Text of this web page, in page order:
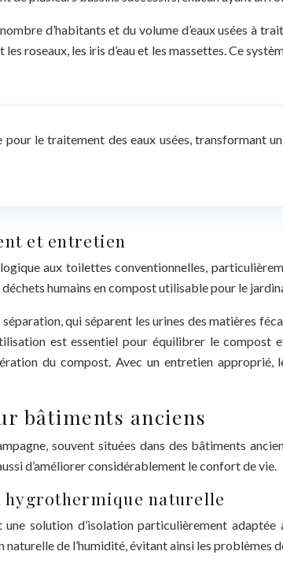
d’habitants et du volume d’eaux usées à
roseaux, les iris d’eau et les massettes. Ce
le traitement des eaux usées, transformant
et entretien
aux toilettes conventionnelles,
humains en compost utilisable pour le
qui séparent les urines des matières
est essentiel pour équilibrer le compost
du compost. Avec un entretien approprié,
bâtiments anciens
souvent situées dans des bâtiments
d’améliorer considérablement le confort de vie.
hygrothermique naturelle
une solution d’isolation particulièrement
de l’humidité, évitant ainsi les problèmes